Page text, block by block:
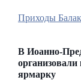
Приходы
В Иоанно-
ярмарку